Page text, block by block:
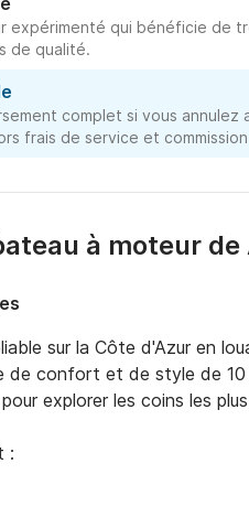
expérimenté qui bénéficie de
de qualité.
complet si vous annulez
frais de service et
à moteur
sur la Côte d'Azur en
de confort et de style de 10
explorer les coins les
: